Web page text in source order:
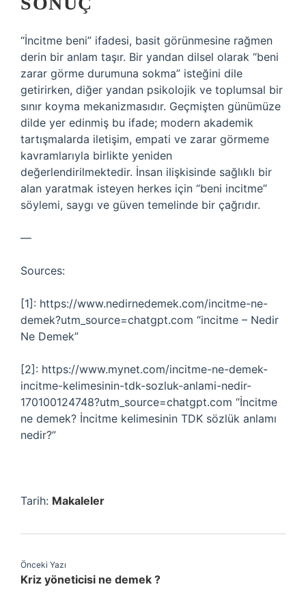
“İncitme beni” ifadesi, basit görünmesine rağmen
derin bir anlam taşır. Bir yandan dilsel olarak “beni
zarar görme durumuna sokma” isteğini dile
getirirken, diğer yandan psikolojik ve toplumsal bir
sınır koyma mekanizmasıdır. Geçmişten günümüze
dilde yer edinmiş bu ifade; modern akademik
tartışmalarda iletişim, empati ve zarar görmeme
kavramlarıyla birlikte yeniden
değerlendirilmektedir. İnsan ilişkisinde sağlıklı bir
alan yaratmak isteyen herkes için “beni incitme”
söylemi, saygı ve güven temelinde bir çağrıdır.
—
Sources:
[1]: https://www.nedirnedemek.com/incitme-ne-
demek?utm_source=chatgpt.com “incitme – Nedir
Ne Demek”
[2]: https://www.mynet.com/incitme-ne-demek-
incitme-kelimesinin-tdk-sozluk-anlami-nedir-
170100124748?utm_source=chatgpt.com “İncitme
ne demek? İncitme kelimesinin TDK sözlük anlamı
nedir?”
Tarih: Makaleler
Önceki Yazı
Kriz yöneticisi ne demek ?